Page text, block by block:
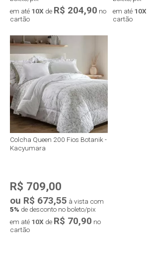
em até 10X de R$ 204,90 no
cartão
em até 10X
cartão
Colcha Queen 200 Fios Botanik -
Kacyumara
R$ 709,00
ou R$ 673,55 à vista com
5% de desconto no boleto/pix
em até 10X de R$ 70,90 no
cartão